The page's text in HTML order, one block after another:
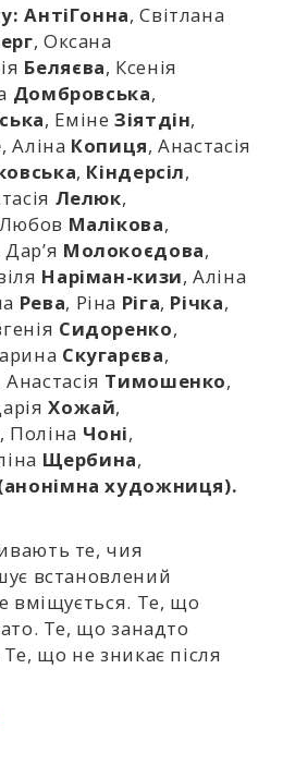
АнтіГонна, Світлана
, Оксана
Беляєва, Ксенія
Домбровська,
, ЕмінеЗіятдін,
, Аліна Копиця, Анастасія
, Кіндерсіл,
Лелюк,
Малікова,
Дар’я Молокоєдова,
Наріман-кизи, Аліна
Рева, Ріна Ріга, Річка,
Сидоренко,
Скугарєва,
Анастасія Тимошенко,
Хожай,
, Поліна Чоні,
Щербина,
художниця).
те, чия
встановлений
вміщується. Те, що
Те, що занадто
що не зникає після